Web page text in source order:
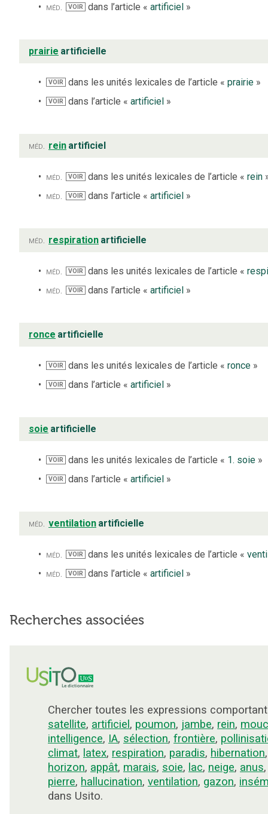
méd.
VOIR dans l’article « artificiel»
prairie artificielle
VOIR dans les unités lexicales de l’article «prairie »
VOIR dans l’article «artificiel »
méd. rein artificiel
méd. VOIR dans les unités lexicales de l’article « rein
méd.
VOIR dans l’article « artificiel»
méd. respiration artificielle
méd. VOIR dans les unités lexicales de l’article «
méd.
VOIR dans l’article « artificiel»
ronce artificielle
VOIR dans les unités lexicales de l’article «ronce »
VOIR dans l’article «artificiel »
soie artificielle
VOIR dans les unités lexicales de l’article « 1. soie »
VOIR dans l’article «artificiel »
méd. ventilation artificielle
méd. VOIR dans les unités lexicales de l’article «
méd.
VOIR dans l’article « artificiel»
Recherches associées
Chercher toutes les expressions
satellite, artificiel, poumon, jambe, rein,
intelligence, IA, sélection, frontière,
climat, latex, respiration, paradis, hibernation
horizon, appât, marais, soie, lac, neige, anus
pierre, hallucination, ventilation, gazon,
dans Usito.